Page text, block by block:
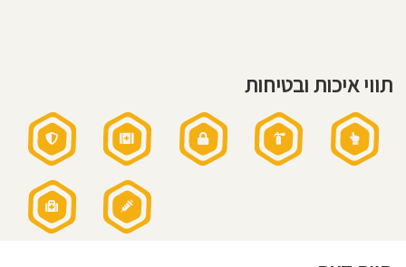
תווי איכות ובטיחות